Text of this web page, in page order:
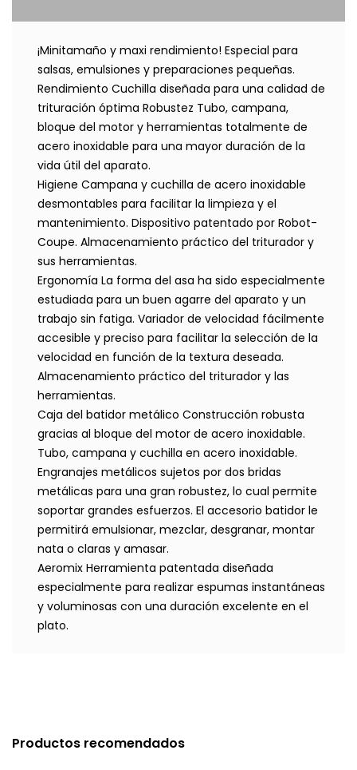
¡Minitamaño y maxi rendimiento! Especial para
salsas, emulsiones y preparaciones pequeñas.
Rendimiento Cuchilla diseñada para una calidad de
trituración óptima Robustez Tubo, campana,
bloque del motor y herramientas totalmente de
acero inoxidable para una mayor duración de la
vida útil del aparato.
Higiene Campana y cuchilla de acero inoxidable
desmontables para facilitar la limpieza y el
mantenimiento. Dispositivo patentado por Robot-
Coupe. Almacenamiento práctico del triturador y
sus herramientas.
Ergonomía La forma del asa ha sido especialmente
estudiada para un buen agarre del aparato y un
trabajo sin fatiga. Variador de velocidad fácilmente
accesible y preciso para facilitar la selección de la
velocidad en función de la textura deseada.
Almacenamiento práctico del triturador y las
herramientas.
Caja del batidor metálico Construcción robusta
gracias al bloque del motor de acero inoxidable.
Tubo, campana y cuchilla en acero inoxidable.
Engranajes metálicos sujetos por dos bridas
metálicas para una gran robustez, lo cual permite
soportar grandes esfuerzos. El accesorio batidor le
permitirá emulsionar, mezclar, desgranar, montar
nata o claras y amasar.
Aeromix Herramienta patentada diseñada
especialmente para realizar espumas instantáneas
y voluminosas con una duración excelente en el
plato.
Productos recomendados